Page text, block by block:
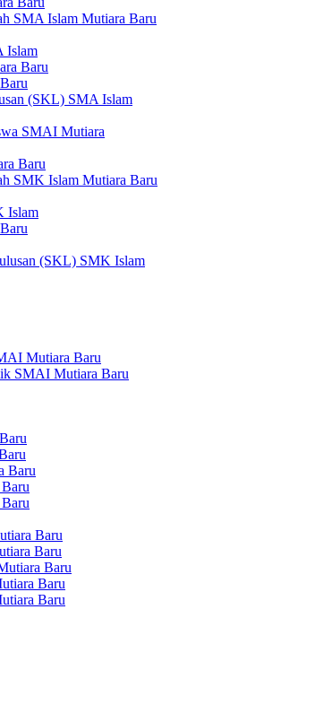
SMA Islam Mutiara Baru
Islam
Baru
(SKL) SMA Islam
SMAI Mutiara
Baru
SMK Islam Mutiara Baru
Islam
(SKL) SMK Islam
Mutiara Baru
SMAI Mutiara Baru
Baru
Baru
Baru
Baru
Baru
Baru